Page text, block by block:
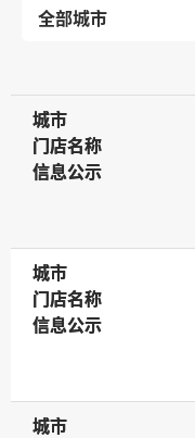
城市
城市
门店名称
门店名称
信息公示
信息公示
城市
城市
门店名称
门店名称
信息公示
信息公示
城市
城市